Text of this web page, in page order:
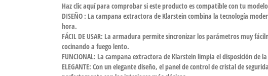
Haz clic aquí para comprobar si este producto es compatible con tu modelo
DISEÑO : La campana extractora de Klarstein combina la tecnología
hora.
FÁCIL DE USAR: La armadura permite sincronizar los parámetros muy
cocinando a fuego lento.
FUNCIONAL: La campana extractora de Klarstein limpia el disposición de
ELEGANTE: Con un elegante diseño, el panel de control de cristal de